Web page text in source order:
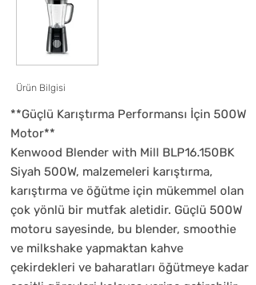
Ürün Bilgisi
**Güçlü Karıştırma Performansı İçin 500W
Motor**
Kenwood Blender with Mill BLP16.150BK
Siyah 500W, malzemeleri karıştırma,
karıştırma ve öğütme için mükemmel olan
çok yönlü bir mutfak aletidir. Güçlü 500W
motoru sayesinde, bu blender, smoothie
ve milkshake yapmaktan kahve
çekirdekleri ve baharatları öğütmeye kadar